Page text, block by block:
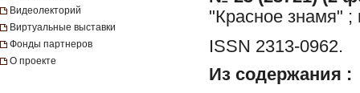
Видеолекторий
Виртуальные выставки
Фонды партнеров
О проекте
"Красное знамя" ;
ISSN 2313-0962.
Из содержания :